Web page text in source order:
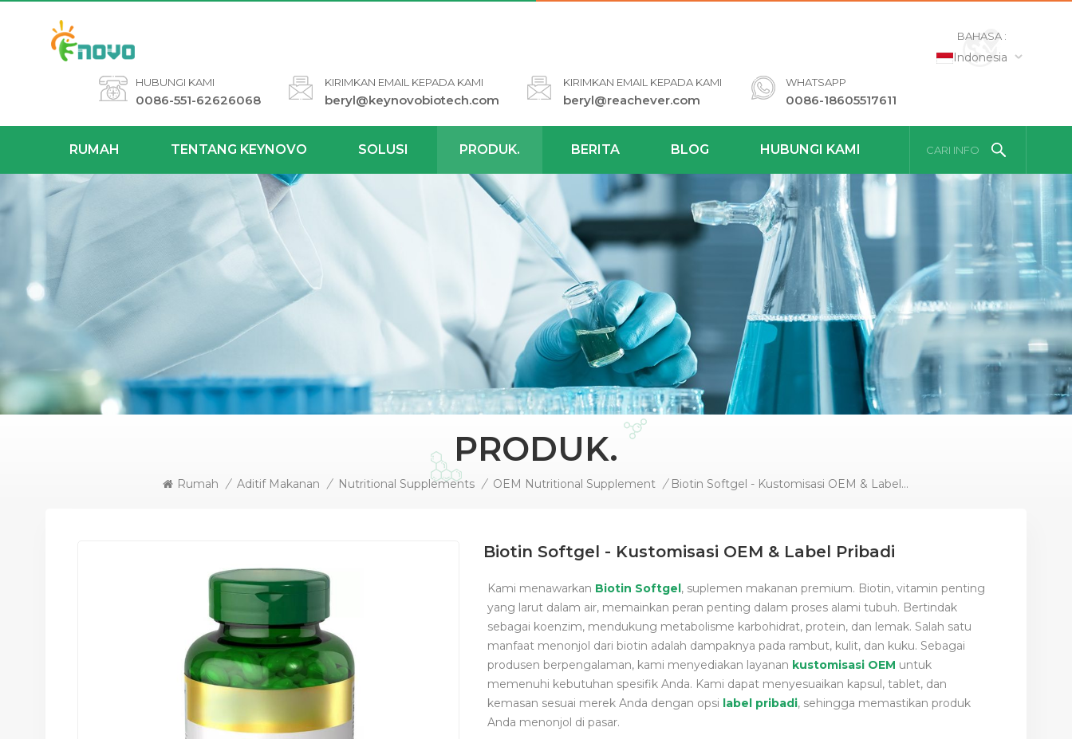
BAHASA :
Indonesia
HUBUNGI KAMI
0086-551-62626068
KIRIMKAN EMAIL KEPADA KAMI
beryl@keynovobiotech.com
KIRIMKAN EMAIL KEPADA KAMI
beryl@reachever.com
WHATSAPP
0086-18605517611
RUMAH TENTANG KEYNOVO SOLUSI PRODUK. BERITA BLOG HUBUNGI KAMI CARI INFO
PRODUK.
Rumah / Aditif Makanan / Nutritional Supplements / OEM Nutritional Supplement / Biotin Softgel - Kustomisasi OEM & Label Pribadi
Biotin Softgel - Kustomisasi OEM & Label Pribadi
Kami menawarkan Biotin Softgel , suplemen makanan premium. Biotin, vitamin penting
yang larut dalam air, memainkan peran penting dalam proses alami tubuh. Bertindak
sebagai koenzim, mendukung metabolisme karbohidrat, protein, dan lemak. Salah satu
manfaat menonjol dari biotin adalah dampaknya pada rambut, kulit, dan kuku. Sebagai
produsen berpengalaman, kami menyediakan layanan kustomisasi OEM untuk
memenuhi kebutuhan spesifik Anda. Kami dapat menyesuaikan kapsul, tablet, dan
kemasan sesuai merek Anda dengan opsi label pribadi, sehingga memastikan produk
Anda menonjol di pasar.